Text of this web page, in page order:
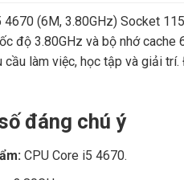
4670 (6M, 3.80GHz) Socket
độ 3.80GHz và bộ nhớ
cầu làm việc, học tập và giải
đáng chú ý
CPU Core i5 4670.